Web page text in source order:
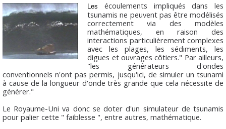
Les
écoulements impliqués dans les
tsunamis ne peuvent pas être modélisés
correctement via des modèles
mathématiques, en raison des
interactions particulièrement complexes
avec les plages, les sédiments, les
digues et ouvrages côtiers." Par ailleurs,
"les générateurs d'ondes
conventionnels n'ont pas permis, jusqu'ici, de simuler un tsunami
à cause de la longueur d'onde très grande que cela nécessite de
générer."
Le Royaume-Uni va donc se doter d'un simulateur de tsunamis
pour palier cette " faiblesse ", entre autres, mathématique.